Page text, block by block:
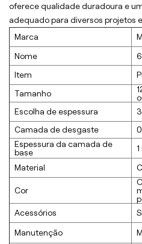
oferece qualidade duradoura e
adequado para diversos projetos
Marca
Nome
Item
Tamanho
Escolha de espessura
Camada de desgaste
Espessura da camada de
base
Material
Cor
Acessórios
Manutenção